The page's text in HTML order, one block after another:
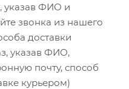
указав ФИО и
звонка из нашего
доставки
указав ФИО,
почту, способ
курьером)